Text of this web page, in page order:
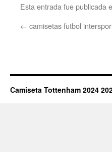
Esta entrada fue publicada
← camisetas futbol
Camiseta Tottenham 2024